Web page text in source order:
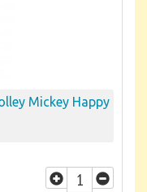
Mickey Happy